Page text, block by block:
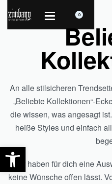
0
An alle stilsicheren
„Beliebte Kollektionen“-
die wissen, was angesagt
heiße Styles und einfach
Wir haben für dich eine
keine Wünsche offen lässt.
Werkzeugleiste öffnen